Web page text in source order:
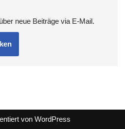
neue Beiträge via E-Mail.
von WordPress